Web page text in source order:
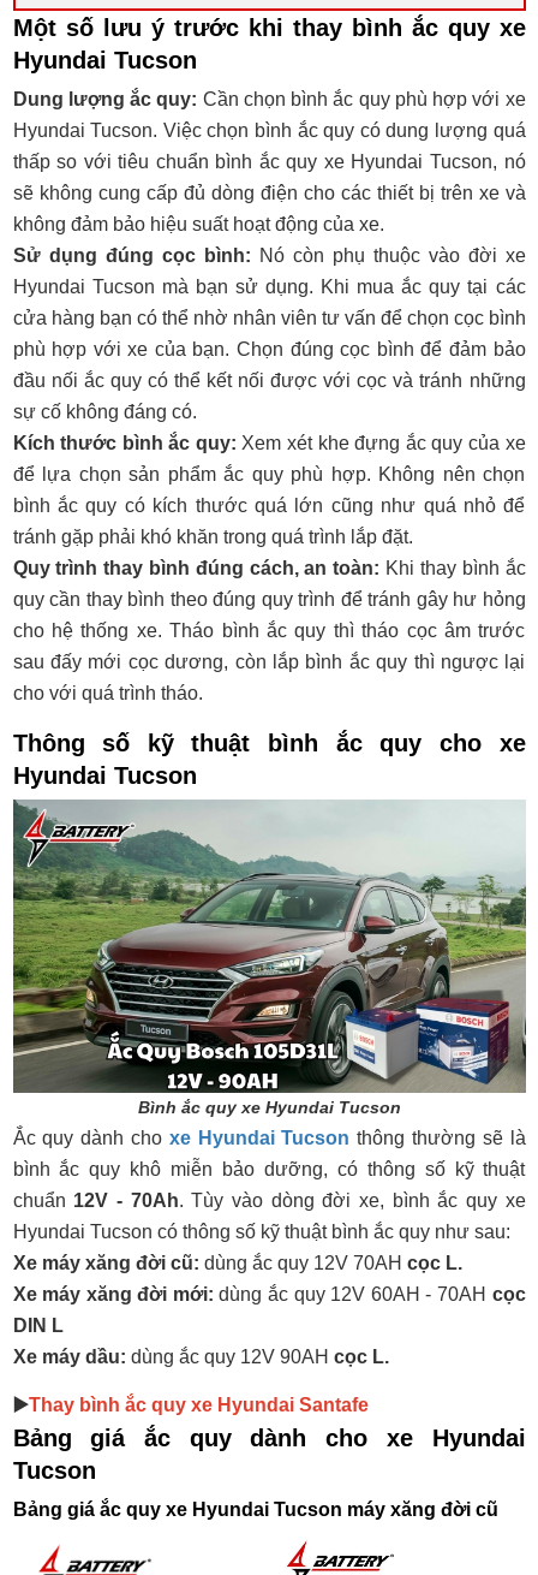
Một số lưu ý trước khi thay bình ắc quy xe
Hyundai Tucson
Dung lượng ắc quy: Cần chọn bình ắc quy phù hợp với xe
Hyundai Tucson. Việc chọn bình ắc quy có dung lượng quá
thấp so với tiêu chuẩn bình ắc quy xe Hyundai Tucson, nó
sẽ không cung cấp đủ dòng điện cho các thiết bị trên xe và
không đảm bảo hiệu suất hoạt động của xe.
Sử dụng đúng cọc bình: Nó còn phụ thuộc vào đời xe
Hyundai Tucson mà bạn sử dụng. Khi mua ắc quy tại các
cửa hàng bạn có thể nhờ nhân viên tư vấn để chọn cọc bình
phù hợp với xe của bạn. Chọn đúng cọc bình để đảm bảo
đầu nối ắc quy có thể kết nối được với cọc và tránh những
sự cố không đáng có.
Kích thước bình ắc quy: Xem xét khe đựng ắc quy của xe
để lựa chọn sản phẩm ắc quy phù hợp. Không nên chọn
bình ắc quy có kích thước quá lớn cũng như quá nhỏ để
tránh gặp phải khó khăn trong quá trình lắp đặt.
Quy trình thay bình đúng cách, an toàn: Khi thay bình ắc
quy cần thay bình theo đúng quy trình để tránh gây hư hỏng
cho hệ thống xe. Tháo bình ắc quy thì tháo cọc âm trước
sau đấy mới cọc dương, còn lắp bình ắc quy thì ngược lại
cho với quá trình tháo.
Thông số kỹ thuật bình ắc quy cho xe
Hyundai Tucson
Bình ắc quy xe Hyundai Tucson
Ắc quy dành cho xe Hyundai Tucson thông thường sẽ là
bình ắc quy khô miễn bảo dưỡng, có thông số kỹ thuật
chuẩn 12V - 70Ah. Tùy vào dòng đời xe, bình ắc quy xe
Hyundai Tucson có thông số kỹ thuật bình ắc quy như sau:
Xe máy xăng đời cũ: dùng ắc quy 12V 70AH cọc L.
Xe máy xăng đời mới: dùng ắc quy 12V 60AH - 70AH cọc
DIN L
Xe máy dầu: dùng ắc quy 12V 90AH cọc L.
▶️Thay bình ắc quy xe Hyundai Santafe
Bảng giá ắc quy dành cho xe Hyundai
Tucson
Bảng giá ắc quy xe Hyundai Tucson máy xăng đời cũ